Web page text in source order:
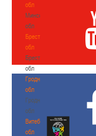
обл
Минская
обл
Брестская
обл
Брестская
обл
Гродненская
обл
Гродненская
обл
Витебская
обл